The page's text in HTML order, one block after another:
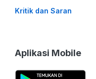
Kritik dan Saran
Aplikasi Mobile